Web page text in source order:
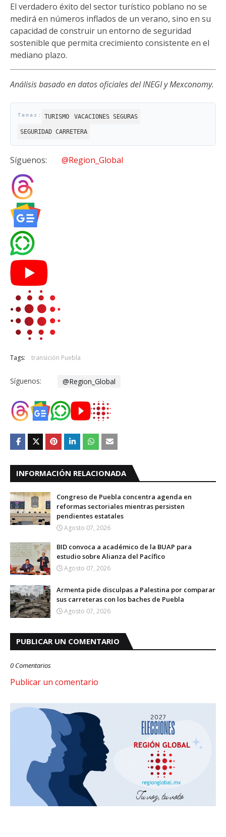
El verdadero éxito del sector turístico poblano no se
medirá en números inflados de un verano, sino en su
capacidad de construir un entorno de seguridad
sostenible que permita crecimiento consistente en el
mediano plazo.
Análisis basado en datos oficiales del INEGI y Mexconomy.
TURISMO VACACIONES SEGURAS
SEGURIDAD CARRETERA
Síguenos: @Region_Global
Tags: transición Puebla
Síguenos: @Region_Global
INFORMACIÓN RELACIONADA
Congreso de Puebla concentra agenda en
reformas sectoriales mientras persisten
pendientes estatales
Agosto 07, 2026
BID convoca a académico de la BUAP para
estudio sobre Alianza del Pacífico
Agosto 07, 2026
Armenta pide disculpas a Palestina por comparar
sus carreteras con los baches de Puebla
Agosto 07, 2026
PUBLICAR UN COMENTARIO
0 Comentarios
Publicar un comentario